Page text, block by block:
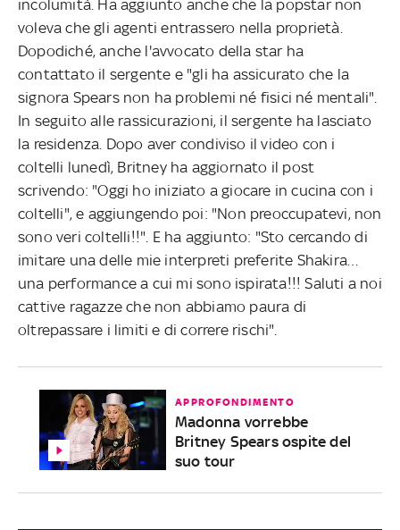
incolumità. Ha aggiunto anche che la popstar non
voleva che gli agenti entrassero nella proprietà.
Dopodiché, anche l'avvocato della star ha
contattato il sergente e "gli ha assicurato che la
signora Spears non ha problemi né fisici né mentali".
In seguito alle rassicurazioni, il sergente ha lasciato
la residenza. Dopo aver condiviso il video con i
coltelli lunedì, Britney ha aggiornato il post
scrivendo: "Oggi ho iniziato a giocare in cucina con i
coltelli", e aggiungendo poi: "Non preoccupatevi, non
sono veri coltelli!!". E ha aggiunto: "Sto cercando di
imitare una delle mie interpreti preferite Shakira…
una performance a cui mi sono ispirata!!! Saluti a noi
cattive ragazze che non abbiamo paura di
oltrepassare i limiti e di correre rischi".
APPROFONDIMENTO
Madonna vorrebbe
Britney Spears ospite del
suo tour